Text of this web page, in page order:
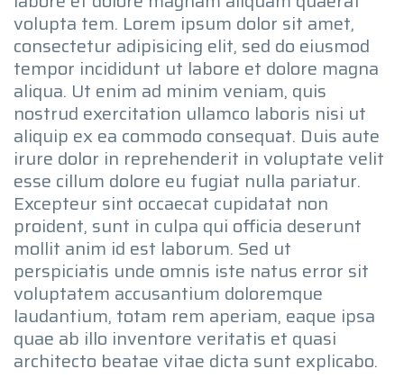
volupta tem. Lorem ipsum dolor sit amet,
consectetur adipisicing elit, sed do eiusmod
tempor incididunt ut labore et dolore magna
aliqua. Ut enim ad minim veniam, quis
nostrud exercitation ullamco laboris nisi ut
aliquip ex ea commodo consequat. Duis aute
irure dolor in reprehenderit in voluptate velit
esse cillum dolore eu fugiat nulla pariatur.
Excepteur sint occaecat cupidatat non
proident, sunt in culpa qui officia deserunt
mollit anim id est laborum. Sed ut
perspiciatis unde omnis iste natus error sit
voluptatem accusantium doloremque
laudantium, totam rem aperiam, eaque ipsa
quae ab illo inventore veritatis et quasi
architecto beatae vitae dicta sunt explicabo.